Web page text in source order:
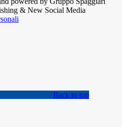
& New Social Media
Back to top